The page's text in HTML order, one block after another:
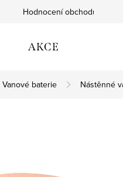
Hodnocení obchodu
AKCE
Vanové baterie Nástěnné